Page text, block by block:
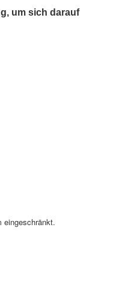
um sich darauf
eingeschränkt.